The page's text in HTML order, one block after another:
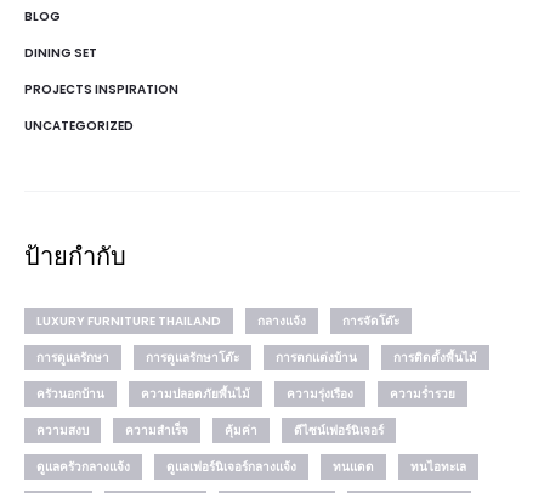
BLOG
DINING SET
PROJECTS INSPIRATION
UNCATEGORIZED
ป้ายกำกับ
LUXURY FURNITURE THAILAND กลางแจ้ง
การจัดโต๊ะ
การดูแลรักษา
การดูแลรักษาโต๊ะ การตกแต่งบ้าน
การติดตั้งพื้นไม้
ครัวนอกบ้าน
ความปลอดภัยพื้นไม้ ความรุ่งเรือง
ความร่ำรวย
ความสงบ
ความสำเร็จ คุ้มค่า
ดีไซน์เฟอร์นิเจอร์
ดูแลครัวกลางแจ้ง
ดูแลเฟอร์นิเจอร์กลางแจ้ง ทนแดด
ทนไอทะเล